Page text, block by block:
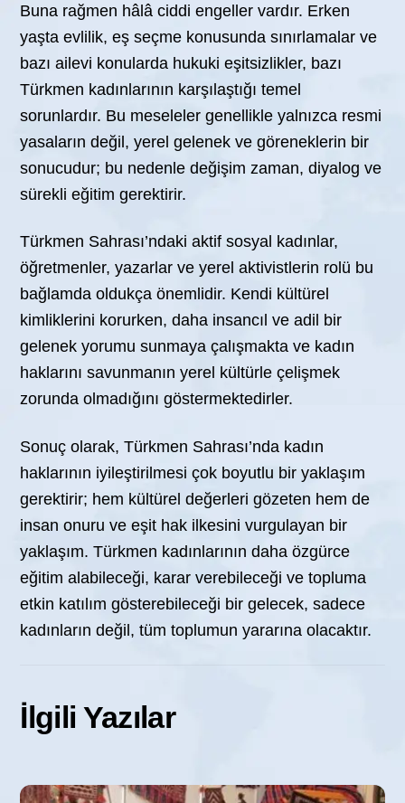
Buna rağmen hâlâ ciddi engeller vardır. Erken
yaşta evlilik, eş seçme konusunda sınırlamalar ve
bazı ailevi konularda hukuki eşitsizlikler, bazı
Türkmen kadınlarının karşılaştığı temel
sorunlardır. Bu meseleler genellikle yalnızca resmi
yasaların değil, yerel gelenek ve göreneklerin bir
sonucudur; bu nedenle değişim zaman, diyalog ve
sürekli eğitim gerektirir.
Türkmen Sahrası’ndaki aktif sosyal kadınlar,
öğretmenler, yazarlar ve yerel aktivistlerin rolü bu
bağlamda oldukça önemlidir. Kendi kültürel
kimliklerini korurken, daha insancıl ve adil bir
gelenek yorumu sunmaya çalışmakta ve kadın
haklarını savunmanın yerel kültürle çelişmek
zorunda olmadığını göstermektedirler.
Sonuç olarak, Türkmen Sahrası’nda kadın
haklarının iyileştirilmesi çok boyutlu bir yaklaşım
gerektirir; hem kültürel değerleri gözeten hem de
insan onuru ve eşit hak ilkesini vurgulayan bir
yaklaşım. Türkmen kadınlarının daha özgürce
eğitim alabileceği, karar verebileceği ve topluma
etkin katılım gösterebileceği bir gelecek, sadece
kadınların değil, tüm toplumun yararına olacaktır.
İlgili Yazılar